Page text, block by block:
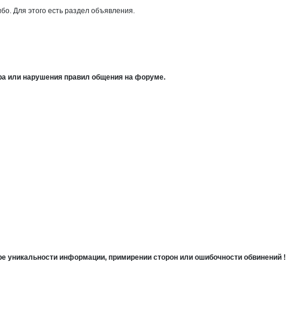
Для этого есть раздел объявления.
или нарушения правил общения на форуме.
уникальности информации, примирении сторон или ошибочности обвинений !